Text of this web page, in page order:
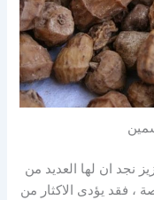
نجد ان لها العديد من
، فقد يؤدى الاكثار من